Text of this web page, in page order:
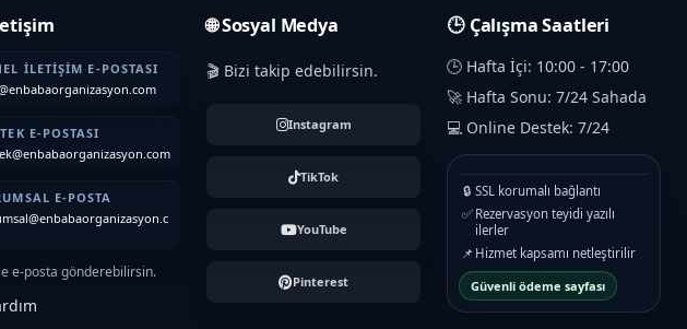
İLETIŞIM E-POSTASI
E-POSTASI
E-POSTA
e-posta gönderebilirsin.
🌐 Sosyal Medya
🎬 Bizi takip edebilirsin.
Instagram
TikTok
YouTube
Pinterest
🕒 Çalışma Saatleri
🕒 Hafta İçi: 10:00 - 17:00
🚀 Hafta Sonu: 7/24 Sahada
💻 Online Destek: 7/24
🔒 SSL korumalı bağlantı
✅ Rezervasyon teyidi yazılı
ilerler
📌 Hizmet kapsamı netleştirilir
Güvenli ödeme sayfası